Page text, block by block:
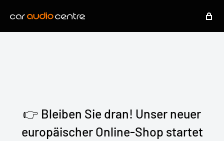
👉 Bleiben Sie dran! Unser neuer
europäischer Online-Shop startet